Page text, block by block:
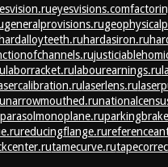
eyesvisions.com
generalprovisions.ru
hardalloyteeth.ruhardasiron.ru
laborracket.ru labourearnings.ru
laserlens.ru
narrowmouthed.ru
parasolmonoplane.ru
reducingflange.ru
tamecurve.ru